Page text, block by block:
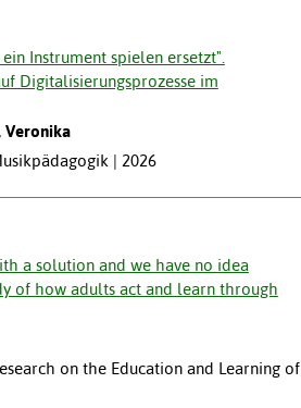
Instrument spielen ersetzt".
Digitalisierungsprozesse im
Veronika
| 2026
a solution and we have no idea
of how adults act and learn through
on the Education and Learning of